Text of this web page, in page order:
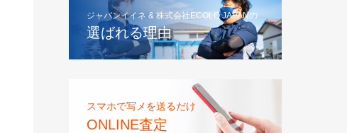
ジャパンイイネ & 株式会社ECOLO JAPANの
選ばれる理由
スマホで写メを送るだけ
ONLINE査定